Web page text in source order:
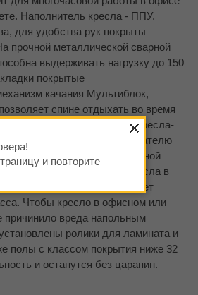
Наполнитель кресла - ППУ.
для удобства рук покрыты
прочной металлической сварной
выдерживать нагрузку до 150
покрытые
качания Мультиблок,
спине отдыхать во время
действует по принципу кресла-
и зафиксировать пользователю
во время длительной
и опустить сиденье кресла в
роста его владельца поможет
Чтобы кресло в офисном или
вреда напольным
ролики для ламината и
полы с классом покрытия ниже 32
и останутся без царапин.
и повторите